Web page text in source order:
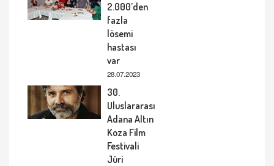
2.000’den
fazla
lösemi
hastası
var
28.07.2023
30.
Uluslararası
Adana Altın
Koza Film
Festivali
Jüri